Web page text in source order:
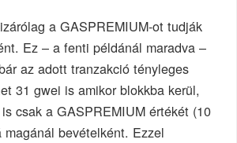
a GASPREMIUM-ot tudják
Ez – a fenti példánál maradva –
az adott tranzakció tényleges
31 gwei is amikor blokkba kerül,
csak a GASPREMIUM értékét (10
bevételként. Ezzel